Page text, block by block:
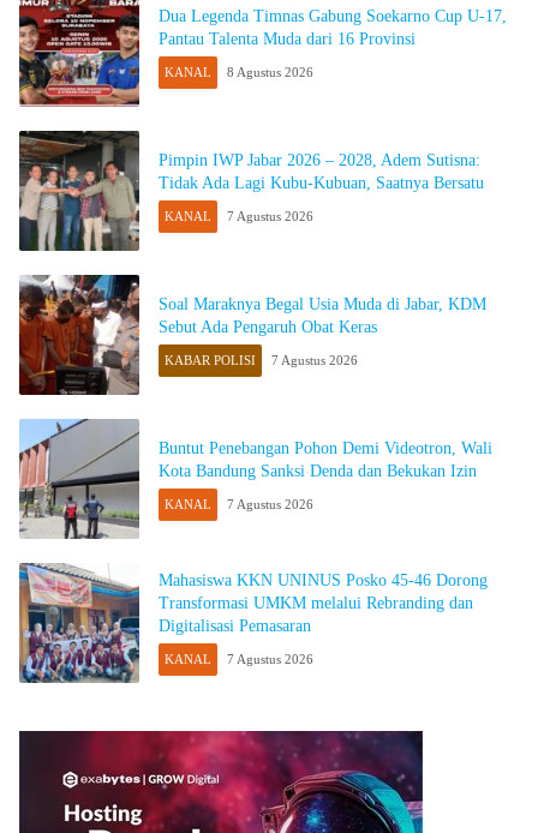
Dua Legenda Timnas Gabung Soekarno Cup U-17,
Pantau Talenta Muda dari 16 Provinsi
KANAL 8 Agustus 2026
Pimpin IWP Jabar 2026 – 2028, Adem Sutisna:
Tidak Ada Lagi Kubu-Kubuan, Saatnya Bersatu
KANAL 7 Agustus 2026
Soal Maraknya Begal Usia Muda di Jabar, KDM
Sebut Ada Pengaruh Obat Keras
KABAR POLISI 7 Agustus 2026
Buntut Penebangan Pohon Demi Videotron, Wali
Kota Bandung Sanksi Denda dan Bekukan Izin
KANAL 7 Agustus 2026
Mahasiswa KKN UNINUS Posko 45-46 Dorong
Transformasi UMKM melalui Rebranding dan
Digitalisasi Pemasaran
KANAL 7 Agustus 2026